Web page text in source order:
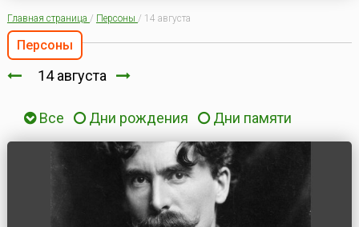
Главная страница / Персоны / 14 августа
Персоны
14 августа
Все Дни рождения Дни памяти